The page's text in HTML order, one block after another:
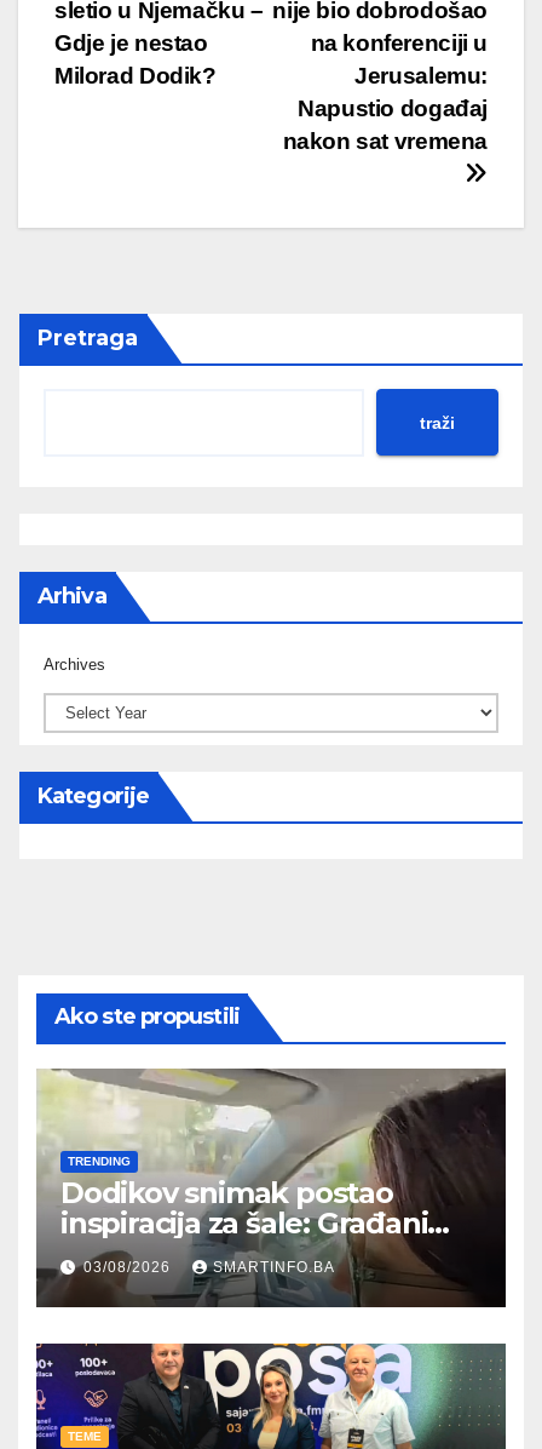
navigation
nije bio dobrodošao
na konferenciji u
Jerusalemu:
Napustio događaj
nakon sat vremena
sletio u Njemačku –
Gdje je nestao
Milorad Dodik?
Pretraga
traži
Arhiva
Archives
Kategorije
Ako ste propustili
TRENDING
Dodikov snimak postao
inspiracija za šale: Građani
kroz parodiju poslali poruku
03/08/2026 SMARTINFO.BA
TEME